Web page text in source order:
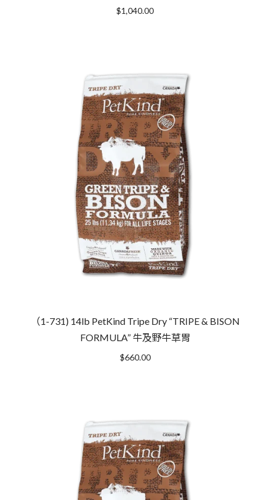
$1,040.00
（1-731) 14lb PetKind Tripe Dry “TRIPE & BISON
FORMULA” 牛及野牛草胃
$660.00